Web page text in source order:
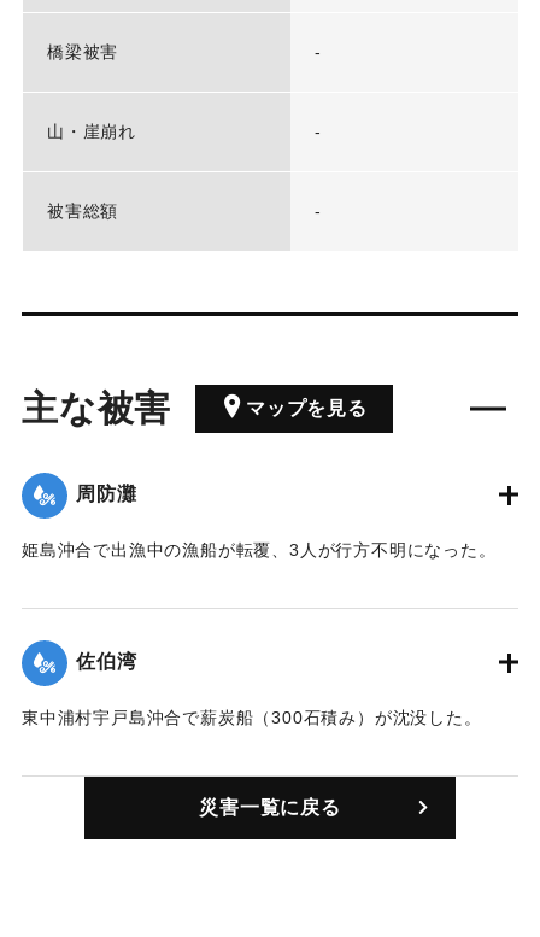
橋梁被害 -
山・崖崩れ -
被害総額 -
主な被害 マップを見る
周防灘
姫島沖合で出漁中の漁船が転覆、3人が行方不明になった。
｜固有コード:00313001
佐伯湾
東中浦村宇戸島沖合で薪炭船（300石積み）が沈没した。
｜固有コード:00313002
災害一覧に戻る